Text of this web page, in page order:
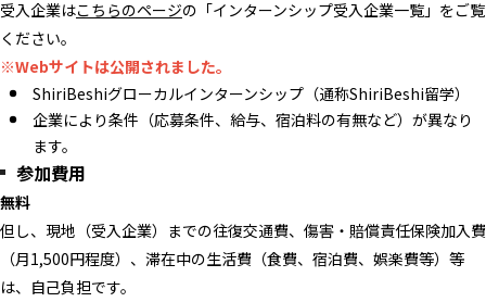
受入企業はこちらのページの「インターンシップ受入企業一覧」をご覧
ください。
※Webサイトは公開されました。
ShiriBeshiグローカルインターンシップ（通称ShiriBeshi留学）
企業により条件（応募条件、給与、宿泊料の有無など）が異なり
ます。
参加費用
無料
但し、現地（受入企業）までの往復交通費、傷害・賠償責任保険加入費
（月1,500円程度）、滞在中の生活費（食費、宿泊費、娯楽費等）等
は、自己負担です。